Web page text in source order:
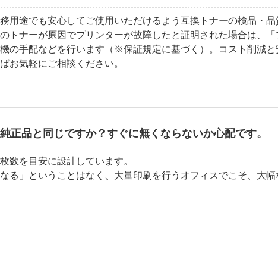
用途でも安心してご使用いただけるよう互換トナーの検品・品
トナーが原因でプリンターが故障したと証明された場合は、
の手配などを行います（※保証規定に基づく）。コスト削減
お気軽にご相談ください。
正品と同じですか？すぐに無くならないか心配です。
数を目安に設計しています。
なる」ということはなく、大量印刷を行うオフィスでこそ、大